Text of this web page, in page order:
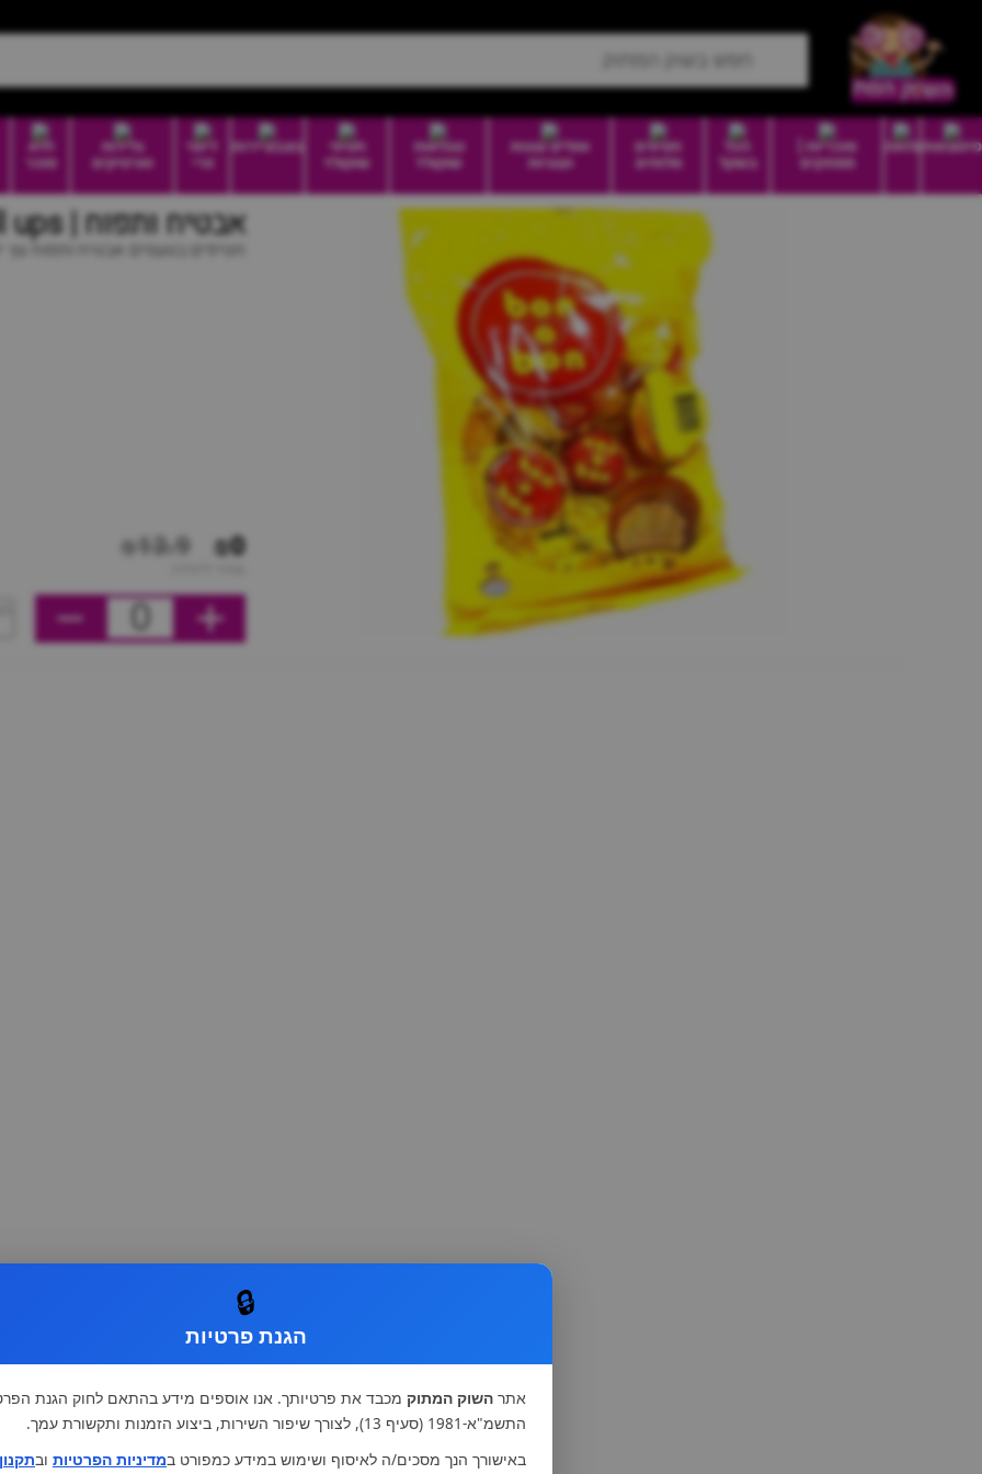
סיטונאותמזווה
סוכריות |
ממתקים
הכל
בשקל
חטיפים
מלוחים
וופלים עוגות
ועוגיות
טבלאות
שוקולד
חטיפי
שוקולד
בונבוניירות
דיוטי
פרי
גלידות
וארטיקים
ללא
סוכר
אבטיח ותפוח | fruit roll ups
חטיפים בטעמים אבטיח ותפוח עץ
₪0
₪13.9
0
🔒
הגנת פרטיות
אתר השוק המתוק מכבד את פרטיותך. אנו אוספים מידע בהתאם לחוק הגנת
התשמ"א-1981 (סעיף 13), לצורך שיפור השירות, ביצוע הזמנות ותקשורת עמך.
באישורך הנך מסכים/ה לאיסוף ושימוש במידע כמפורט במדיניות הפרטיות ובתקנון